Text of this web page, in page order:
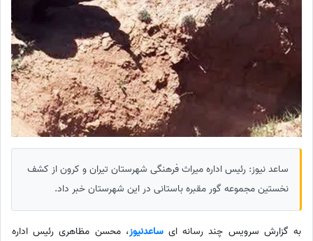
ساعد نیوز: رئیس اداره میراث‌ فرهنگی شهرستان تیران و کرون از کشف
نخستین مجموعه گور مقبره باستانی در این شهرستان خبر داد.
به گزارش سرویس چند رسانه ایساعدنیوز، محسن مظاهری رئیس اداره